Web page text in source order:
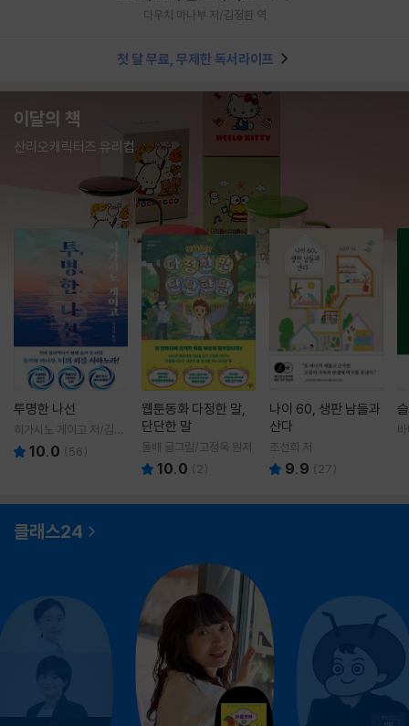
다우치 마나부 저/김정환 역
첫 달 무료, 무제한 독서라이프
이달의 책
산리오캐릭터즈 유리컵
투명한 나선
히가시노 게이고 저/김선
영 역10.0 (56)
웹툰동화 다정한 말,
단단한 말
돌배 글그림/고정욱 원저
10.0 ( 2)
나이 60, 생판 남들과
산다
조선희 저
9.9 ( 27)
클래스24